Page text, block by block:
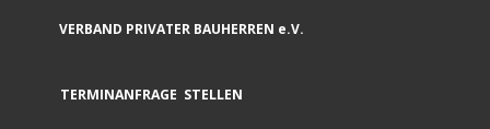
VERBAND PRIVATER BAUHERREN e.V.
TERMINANFRAGE STELLEN